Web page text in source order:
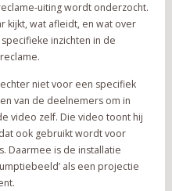
uiting wordt onderzocht.
kijkt, wat afleidt, en wat over
inzichten in de
niet voor een specifiek
van de deelnemers om in
video zelf. Die video toont hij
ook gebruikt wordt voor
Daarmee is de installatie
als een projectie